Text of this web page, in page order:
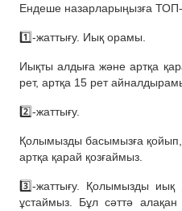
Ендеше назарларыңызға
1️⃣-жаттығу. Иық орамы.
Иықты алдыға және артқа
рет, артқа 15 рет
2️⃣-жаттығу.
Қолымызды басымызға қойып,
артқа қарай қозғаймыз.
3️⃣-жаттығу. Қолымызды иық
ұстаймыз. Бұл сәттә